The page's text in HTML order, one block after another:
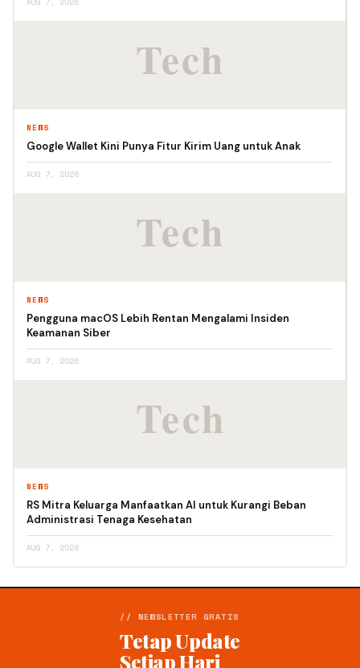
NEWS
Google Wallet Kini Punya Fitur Kirim Uang untuk Anak
AUG 7, 2026
NEWS
Pengguna macOS Lebih Rentan Mengalami Insiden
Keamanan Siber
AUG 7, 2026
NEWS
RS Mitra Keluarga Manfaatkan AI untuk Kurangi Beban
Administrasi Tenaga Kesehatan
AUG 7, 2026
// NEWSLETTER GRATIS
Tetap Update
Setiap Hari